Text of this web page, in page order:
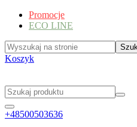
Promocje
ECO LINE
Koszyk
+48500503636